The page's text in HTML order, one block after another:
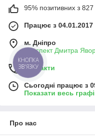
95% позитивних з 827
Працює з 04.01.2017
м. Дніпро
проспект Дмитра
Контакти
Сьогодні працює з
Показати весь
Про нас
КНОПКА
ЗВ'ЯЗКУ